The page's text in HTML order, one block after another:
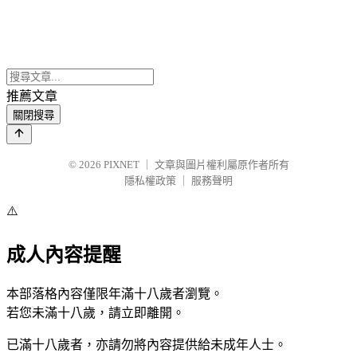
推薦文章
關閉搜尋
© 2026 PIXNET
文章與圖片權利屬原作者所有
隱私權政策
服務聲明
⚠️
成人內容提醒
本部落格內容僅限年滿十八歲者瀏覽。
若您未滿十八歲，請立即離開。
已滿十八歲者，亦請勿將內容提供給未成年人士。